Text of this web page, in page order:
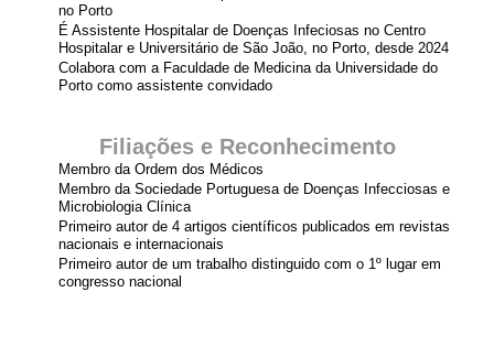
no Porto
É Assistente Hospitalar de Doenças Infeciosas no Centro
Hospitalar e Universitário de São João, no Porto, desde 2024
Colabora com a Faculdade de Medicina da Universidade do
Porto como assistente convidado
Filiações e Reconhecimento
Membro da Ordem dos Médicos
Membro da Sociedade Portuguesa de Doenças Infecciosas e
Microbiologia Clínica
Primeiro autor de 4 artigos científicos publicados em revistas
nacionais e internacionais
Primeiro autor de um trabalho distinguido com o 1º lugar em
congresso nacional